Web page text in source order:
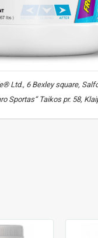
Ltd., 6 Bexley square,
Sportas“ Taikos pr. 58,